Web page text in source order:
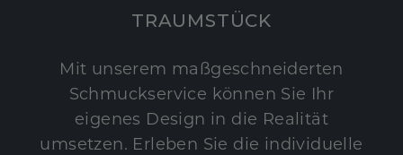
TRAUMSTÜCK
Mit unserem maßgeschneiderten
Schmuckservice können Sie Ihr
eigenes Design in die Realität
umsetzen. Erleben Sie die individuelle